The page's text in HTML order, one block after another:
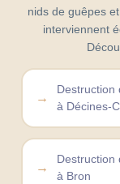
nids de guêpes
interviennent
Destruction
à Décines-
Destruction
à Bron